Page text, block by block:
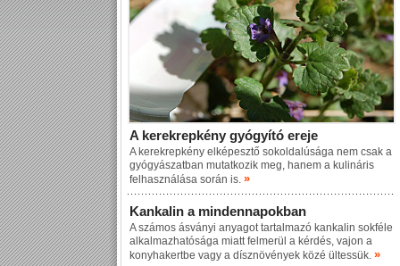
A kerekrepkény gyógyító ereje
A kerekrepkény elképesztő sokoldalúsága nem csak a
gyógyászatban mutatkozik meg, hanem a kulináris
felhasználása során is. »
Kankalin a mindennapokban
A számos ásványi anyagot tartalmazó kankalin sokféle
alkalmazhatósága miatt felmerül a kérdés, vajon a
konyhakertbe vagy a dísznövények közé ültessük. »